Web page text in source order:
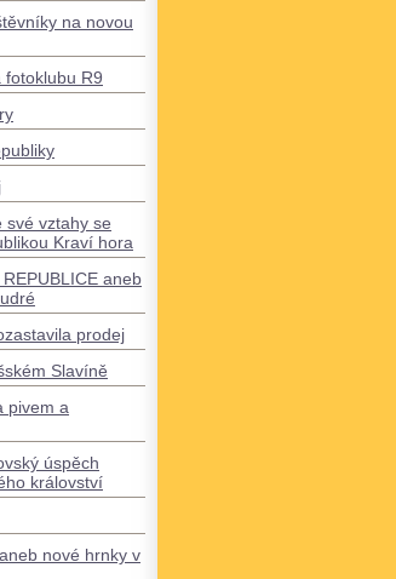
na novou
fotoklubu R9
své vztahy se
Kraví hora
aneb
prodej
Slavíně
pivem a
úspěch
království
nové hrnky v